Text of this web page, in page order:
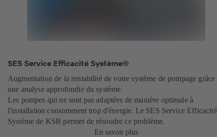
SES Service Efficacité Système®
Augmentation de la rentabilité de votre système de pompage grâce
une analyse approfondie du système.
Les pompes qui ne sont pas adaptées de manière optimale à
l'installation consomment trop d'énergie. Le SES Service Efficacité
Système de KSB permet de résoudre ce problème.
En savoir plus